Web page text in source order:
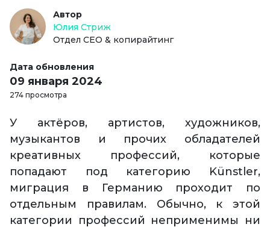
Автор
Юлия Стриж
Отдел СЕО & копирайтинг
Дата обновления
09 января 2024
274 просмотра
У актёров, артистов, художников,
музыкантов и прочих обладателей
креативных профессий, которые
попадают под категорию Künstler,
миграция в Германию проходит по
отдельным правилам. Обычно, к этой
категории профессий неприменимы ни